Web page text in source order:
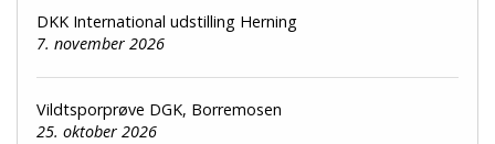
DKK International udstilling Herning
7. november 2026
Vildtsporprøve DGK, Borremosen
25. oktober 2026